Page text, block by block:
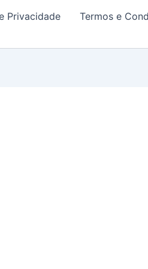
Privacidade
Termos e